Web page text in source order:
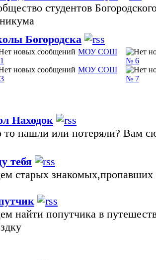
студентов
Богородска
МОУ СОШ
МОУ СОШ
№ 6
№ 7
Находок
то нашли или потеряли? Вам
тебя
старых знакомых,пропавших
найти попутчика в